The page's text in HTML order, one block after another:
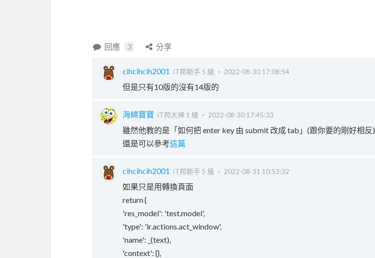
回應 3 分享
cihcihcih2001 iT邦新手 5 級 ‧ 2022-08-30 17:08:54
但是只有10版的沒有14版的
海綿寶寶 iT邦大神 1 級 ‧ 2022-08-30 17:45:33
雖然他教的是「如何把 enter key 由 submit 改成 tab」(跟你要的剛好相反)
還是可以參考這篇
cihcihcih2001 iT邦新手 5 級 ‧ 2022-08-31 10:53:32
如果只是用轉換頁面
return {
'res_model': 'test.model',
'type': 'ir.actions.act_window',
'name': _(text),
'context': {},